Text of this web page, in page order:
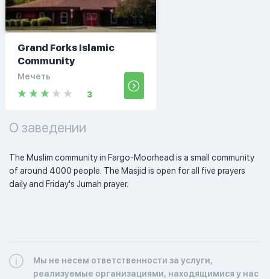
Grand Forks Islamic
Community
Мечеть
3
О заведении
The Muslim community in Fargo-Moorhead is a small community
of around 4000 people. The Masjid is open for all five prayers
daily and Friday's Jumah prayer.
Мы не несем ответственности за услуги,
реализуемые организациями, находящимися у нас